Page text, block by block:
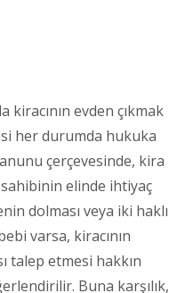
evden çıkmak
her durumda hukuka
çerçevesinde, kira
elinde ihtiyaç
dolması veya iki haklı
varsa, kiracının
talep etmesi hakkın
Buna karşılık,